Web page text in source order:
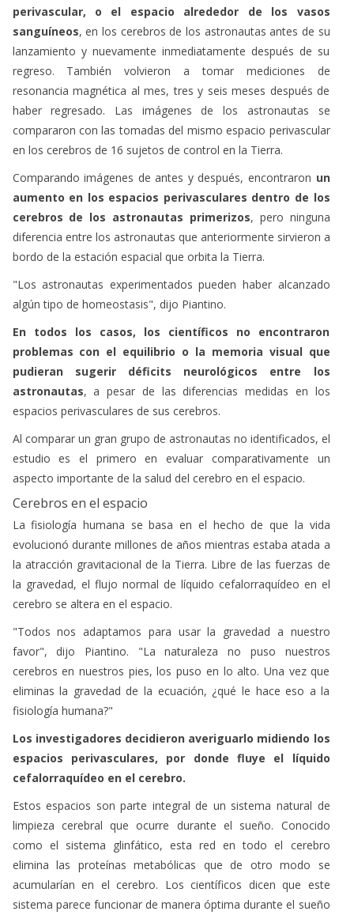
perivascular, o el espacio alrededor de los vasos
sanguíneos, en los cerebros de los astronautas antes de su
lanzamiento y nuevamente inmediatamente después de su
regreso. También volvieron a tomar mediciones de
resonancia magnética al mes, tres y seis meses después de
haber regresado. Las imágenes de los astronautas se
compararon con las tomadas del mismo espacio perivascular
en los cerebros de 16 sujetos de control en la Tierra.
Comparando imágenes de antes y después, encontraron un
aumento en los espacios perivasculares dentro de los
cerebros de los astronautas primerizos, pero ninguna
diferencia entre los astronautas que anteriormente sirvieron a
bordo de la estación espacial que orbita la Tierra.
"Los astronautas experimentados pueden haber alcanzado
algún tipo de homeostasis", dijo Piantino.
En todos los casos, los científicos no encontraron
problemas con el equilibrio o la memoria visual que
pudieran sugerir déficits neurológicos entre los
astronautas, a pesar de las diferencias medidas en los
espacios perivasculares de sus cerebros.
Al comparar un gran grupo de astronautas no identificados, el
estudio es el primero en evaluar comparativamente un
aspecto importante de la salud del cerebro en el espacio.
Cerebros en el espacio
La fisiología humana se basa en el hecho de que la vida
evolucionó durante millones de años mientras estaba atada a
la atracción gravitacional de la Tierra. Libre de las fuerzas de
la gravedad, el flujo normal de líquido cefalorraquídeo en el
cerebro se altera en el espacio.
"Todos nos adaptamos para usar la gravedad a nuestro
favor", dijo Piantino. "La naturaleza no puso nuestros
cerebros en nuestros pies, los puso en lo alto. Una vez que
eliminas la gravedad de la ecuación, ¿qué le hace eso a la
fisiología humana?"
Los investigadores decidieron averiguarlo midiendo los
espacios perivasculares, por donde fluye el líquido
cefalorraquídeo en el cerebro.
Estos espacios son parte integral de un sistema natural de
limpieza cerebral que ocurre durante el sueño. Conocido
como el sistema glinfático, esta red en todo el cerebro
elimina las proteínas metabólicas que de otro modo se
acumularían en el cerebro. Los científicos dicen que este
sistema parece funcionar de manera óptima durante el sueño